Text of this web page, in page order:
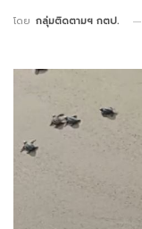
โดย กลุ่มติดตามฯ กตป.